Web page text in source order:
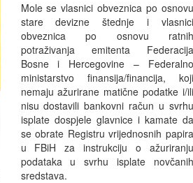
Mole se vlasnici obveznica po osnovu
stare devizne štednje i vlasnici
obveznica po osnovu ratnih
potraživanja emitenta Federacija
Bosne i Hercegovine – Federalno
ministarstvo finansija/financija, koji
nemaju ažurirane matične podatke i/ili
nisu dostavili bankovni račun u svrhu
isplate dospjele glavnice i kamate da
se obrate Registru vrijednosnih papira
u FBiH za instrukciju o ažuriranju
podataka u svrhu isplate novčanih
sredstava.